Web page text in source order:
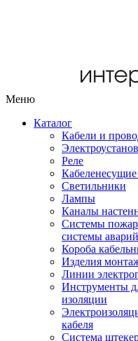
Меню
Каталог
Кабели и
Реле
Светильники
Лампы
Каналы
Системы
системы
Короба
Изделия
Линии
Инструменты
изоляции
кабеля
Система